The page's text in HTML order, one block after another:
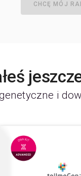
CHCĘ MÓJ
i